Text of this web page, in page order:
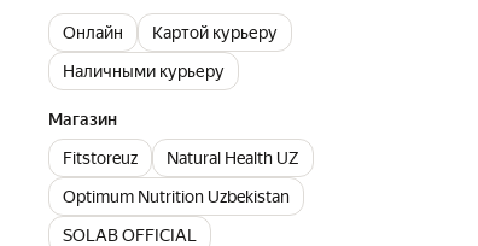
Онлайн
Картой курьеру
Наличными курьеру
Магазин
Fitstoreuz
Natural Health UZ
Optimum Nutrition Uzbekistan
SOLAB OFFICIAL